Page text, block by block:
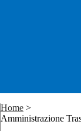
Home >
Amministrazione